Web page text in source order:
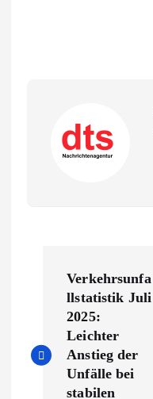
i
Verkehrsunfa
llstatistik Juli
2025:
Leichter
Anstieg der
Unfälle bei
stabilen